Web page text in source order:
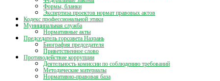
Формы, бланки
Экспертиза проектов нормат правовых актов
Кодекс профессиональной этики
Муниципальная служба
Нормативные акты
Председатель горсовета Назрань
Биография председателя
Приветственное слово
Противодействие коррупции
Деятельность комиссии по соблюдению требований
Методические материалы
Нормативно-правовая база